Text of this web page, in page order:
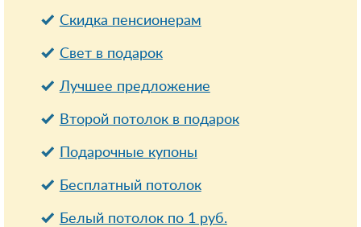
Cкидка пенсионерам
Свет в подарок
Лучшее предложение
Второй потолок в подарок
Подарочные купоны
Бесплатный потолок
Белый потолок по 1 руб.